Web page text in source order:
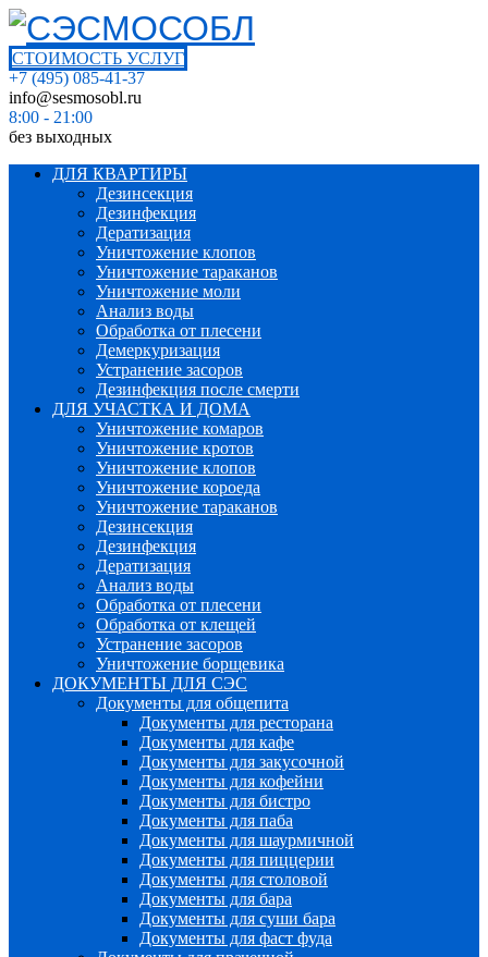
СТОИМОСТЬ УСЛУГ
+7 (495) 085-41-37
info@sesmosobl.ru
8:00 - 21:00
без выходных
ДЛЯ КВАРТИРЫ
Дезинсекция
Дезинфекция
Дератизация
Уничтожение клопов
Уничтожение тараканов
Уничтожение моли
Анализ воды
Обработка от плесени
Демеркуризация
Устранение засоров
Дезинфекция после смерти
ДЛЯ УЧАСТКА И ДОМА
Уничтожение комаров
Уничтожение кротов
Уничтожение клопов
Уничтожение короеда
Уничтожение тараканов
Дезинсекция
Дезинфекция
Дератизация
Анализ воды
Обработка от плесени
Обработка от клещей
Устранение засоров
Уничтожение борщевика
ДОКУМЕНТЫ ДЛЯ СЭС
Документы для общепита
Документы для ресторана
Документы для кафе
Документы для закусочной
Документы для кофейни
Документы для бистро
Документы для паба
Документы для шаурмичной
Документы для пиццерии
Документы для столовой
Документы для бара
Документы для суши бара
Документы для фаст фуда